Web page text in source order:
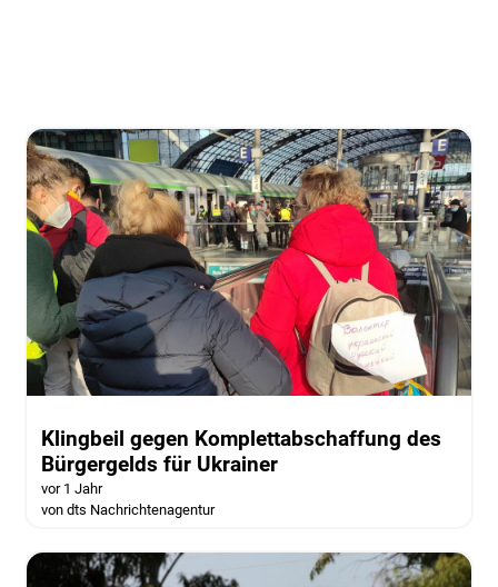
Klingbeil gegen Komplettabschaffung des
Bürgergelds für Ukrainer
vor 1 Jahr
von dts Nachrichtenagentur